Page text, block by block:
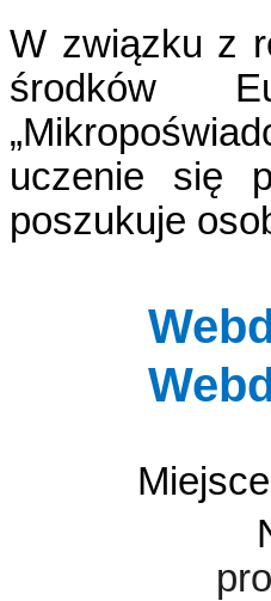
W związku z
środków
uczenie się
poszukuje